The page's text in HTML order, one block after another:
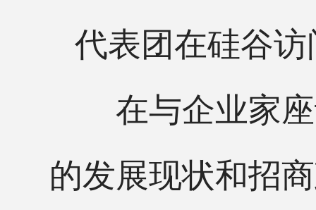
代表团在硅谷
在与企业家座
的发展现状和招